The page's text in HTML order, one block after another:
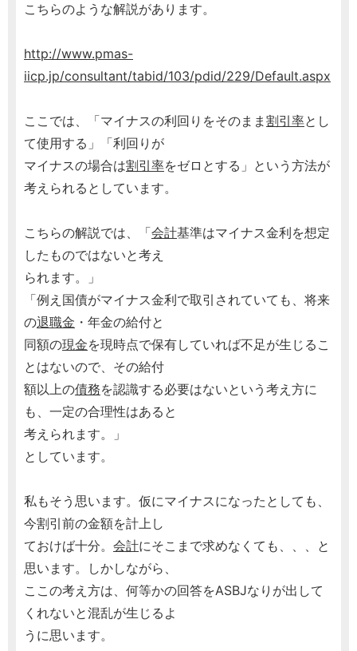
こちらのような解説があります。
http://www.pmas-
iicp.jp/consultant/tabid/103/pdid/229/Default.aspx
ここでは、「マイナスの利回りをそのまま 割引率とし
て使用する」「利回りが
マイナスの場合は割引率をゼロとする」という方法が
考えられるとしています。
こちらの解説では、「会計基準はマイナス金利を想定
したものではないと考え
られます。」
「例え国債がマイナス金利で取引されていても、将来
の退職金 ・年金の給付と
同額の現金を現時点で保有していれば不足が生じるこ
とはないので、その給付
額以上の債務を認識する必要はないという考え方に
も、一定の合理性はあると
考えられます。」
としています。
私もそう思います。仮にマイナスになったとしても、
今割引前の金額を計上し
ておけば十分。 会計にそこまで求めなくても、、、と
思います。しかしながら、
ここの考え方は、何等かの回答をASBJなりが出して
くれないと混乱が生じるよ
うに思います。